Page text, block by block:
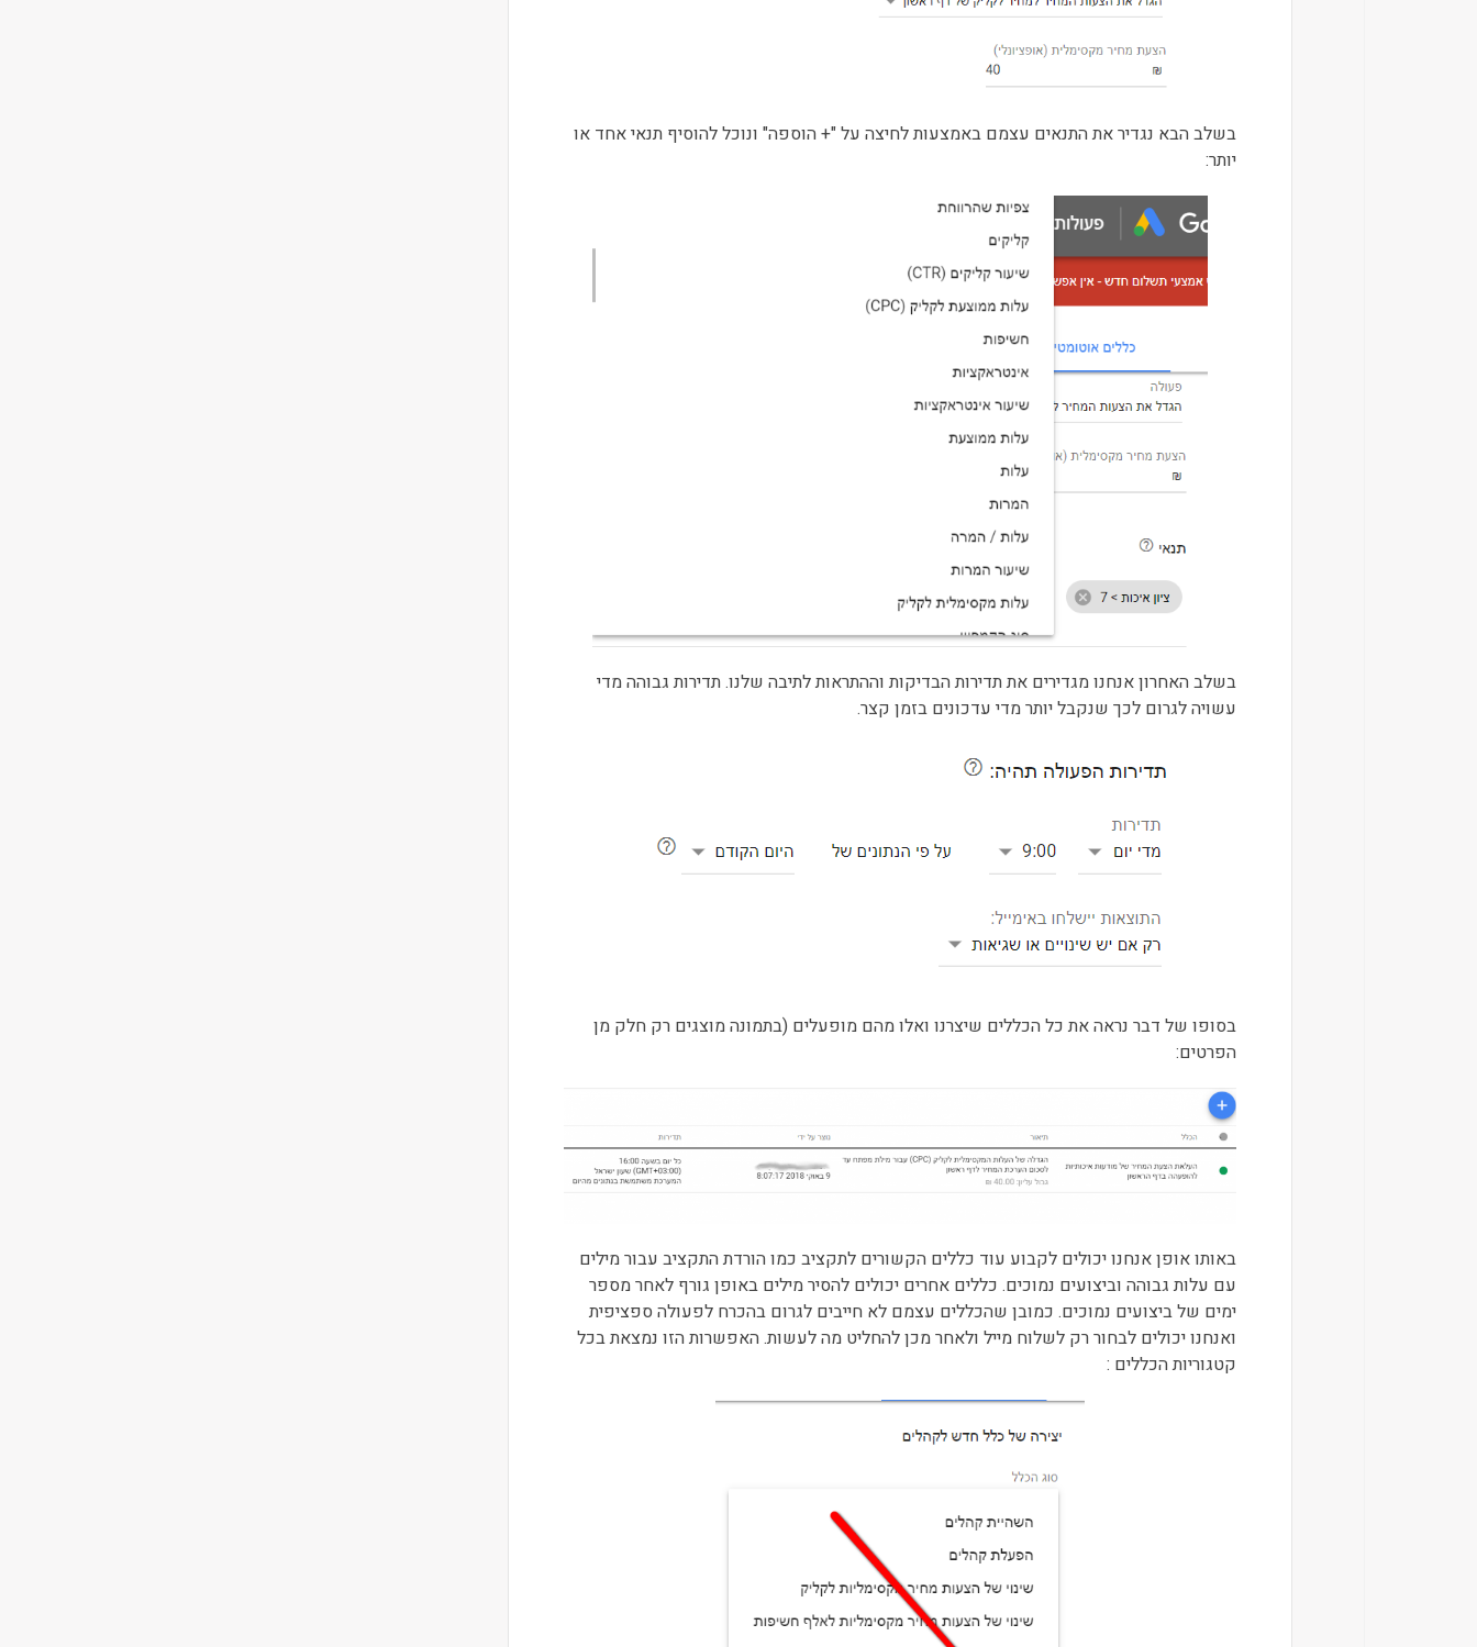
בשלב הבא נגדיר את התנאים עצמם באמצעות לחיצה על "+ הוספה" ונוכל להוסיף תנאי אחד או
יותר:
בשלב האחרון אנחנו מגדירים את תדירות הבדיקות וההתראות לתיבה שלנו. תדירות גבוהה מדי
עשויה לגרום לכך שנקבל יותר מדי עדכונים בזמן קצר.
בסופו של דבר נראה את כל הכללים שיצרנו ואלו מהם מופעלים (בתמונה מוצגים רק חלק מן
הפרטים:
באותו אופן אנחנו יכולים לקבוע עוד כללים הקשורים לתקציב כמו הורדת התקציב עבור מילים
עם עלות גבוהה וביצועים נמוכים. כללים אחרים יכולים להסיר מילים באופן גורף לאחר מספר
ימים של ביצועים נמוכים. כמובן שהכללים עצמם לא חייבים לגרום בהכרח לפעולה ספציפית
ואנחנו יכולים לבחור רק לשלוח מייל ולאחר מכן להחליט מה לעשות. האפשרות הזו נמצאת בכל
קטגוריות הכללים :